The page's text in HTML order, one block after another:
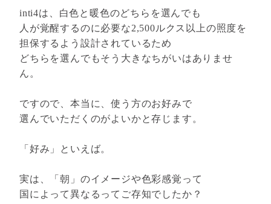
inti4は、白色と暖色のどちらを選んでも
人が覚醒するのに必要な2,500ルクス以上の照度を
担保するよう設計されているため
どちらを選んでもそう大きなちがいはありませ
ん。
ですので、本当に、使う方のお好みで
選んでいただくのがよいかと存じます。
「好み」といえば。
実は、「朝」のイメージや色彩感覚って
国によって異なるってご存知でしたか？